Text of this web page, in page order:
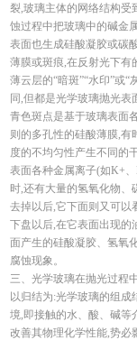
裂,玻璃主体的网络结构受
蚀过程中把玻璃中的碱金
表面也生成硅酸凝胶或碳
薄膜或斑痕,在反射光下有
薄云层的“暗斑”“水印”或
同,但都是光学玻璃抛光表
青色斑点是基于玻璃表面
则的多孔性的硅酸薄膜,
度的不均匀性产生不同的
表面各种金属离子(如K+
时,还有大量的氢氧化物、
去掉以后,它下面则又可以
下盘以后,在它表面出现的
面产生的硅酸凝胶、氢氧
腐蚀现象。
三、光学玻璃在抛光过程
以归结为:光学玻璃的组成
境,即接触的水、酸、碱等
改善其物理化学性能,势必